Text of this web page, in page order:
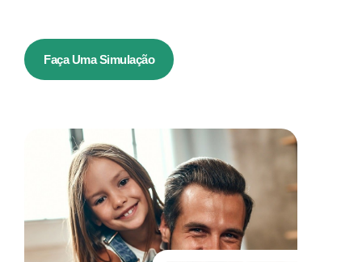
Faça Uma Simulação